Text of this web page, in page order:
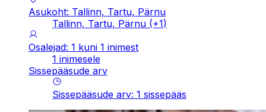
Asukoht: Tallinn, Tartu, Pärnu
Tallinn, Tartu, Pärnu (+1)
Osalejad: 1 kuni 1 inimest
1 inimesele
Sissepääsude arv
Sissepääsude arv: 1 sissepääs